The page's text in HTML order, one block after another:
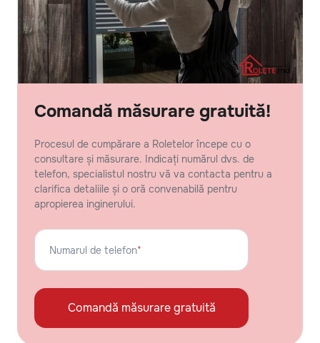
Comandă măsurare gratuită!
Procesul de cumpărare a Roletelor începe cu o
consultare și măsurare. Indicați numărul dvs. de
telefon, specialistul nostru vă va contacta pentru a
clarifica detaliile și o oră convenabilă pentru
apropierea inginerului.
Numarul de telefon*
Comandă măsurare gratuită